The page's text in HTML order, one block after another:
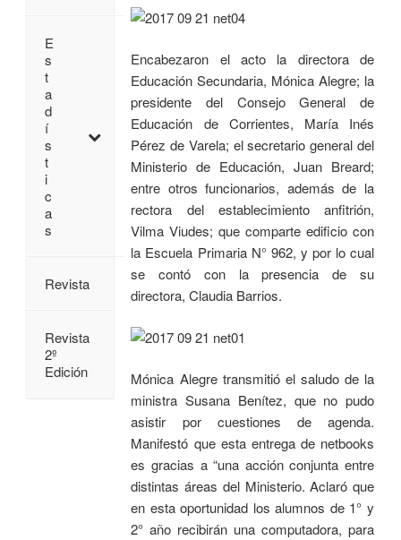
Encabezaron el acto la directora de
Educación Secundaria, Mónica Alegre; la
presidente del Consejo General de
Educación de Corrientes, María Inés
Pérez de Varela; el secretario general del
Ministerio de Educación, Juan Breard;
entre otros funcionarios, además de la
rectora del establecimiento anfitrión,
Vilma Viudes; que comparte edificio con
la Escuela Primaria N° 962, y por lo cual
se contó con la presencia de su
directora, Claudia Barrios.
Mónica Alegre transmitió el saludo de la
ministra Susana Benítez, que no pudo
asistir por cuestiones de agenda.
Manifestó que esta entrega de netbooks
es gracias a “una acción conjunta entre
distintas áreas del Ministerio. Aclaró que
en esta oportunidad los alumnos de 1° y
2° año recibirán una computadora, para
E
s
t
a
d
í
s
t
i
c
a
s
Revista
Revista
2º
Edición